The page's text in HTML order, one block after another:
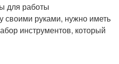
для работы
своими руками, нужно иметь
инструментов, который